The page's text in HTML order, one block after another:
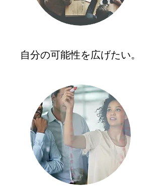
自分の可能性を広げたい。